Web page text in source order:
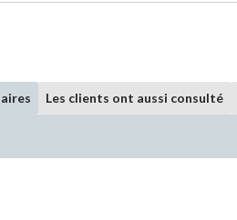
Les clients ont aussi consulté